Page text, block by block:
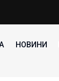
НОВИНИ